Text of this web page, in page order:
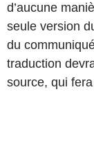
d’aucune
seule version
du
traduction
source, qui